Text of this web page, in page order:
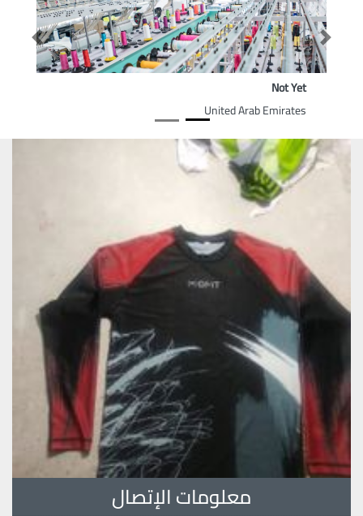
Not Yet
United Arab Emirates
Previous Next
معلومات الإتصال